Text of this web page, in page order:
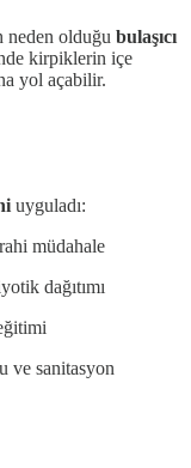
neden olduğu bulaşıcı
kirpiklerin içe
yol açabilir.
uyguladı:
müdahale
dağıtımı
ve sanitasyon